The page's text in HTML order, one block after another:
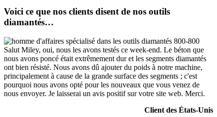
Voici ce que nos clients disent de nos outils
diamantés…
Salut Miley, oui, nous les avons testés ce week-end. Le béton que
nous avons poncé était extrêmement dur et les segments diamantés
ont bien résisté. Nous avons dû ajouter du poids à notre machine,
principalement à cause de la grande surface des segments ; c'est
pourquoi nous avons opté pour les nouveaux que vous venez de
nous envoyer. Je laisserai un avis positif sur votre site web. Merci.
Client des États-Unis